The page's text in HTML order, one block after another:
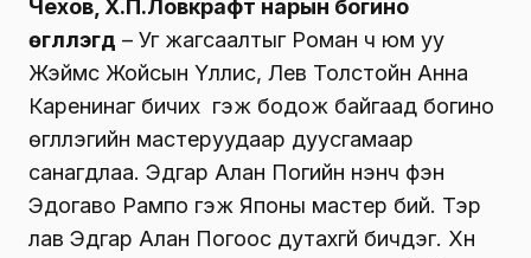
Чехов, Х.П.Ловкрафт нарын богино
өгүүллэгүүд – Уг жагсаалтыг Роман ч юм уу
Жэймс Жойсын Үллис, Лев Толстойн Анна
Каренинаг бичих үү гэж бодож байгаад богино
өгүүллэгийн мастеруудаар дуусгамаар
санагдлаа. Эдгар Алан Погийн үнэнч фэн
Эдогаво Рампо гэж Японы мастер бий. Тэр
лав Эдгар Алан Погоос дутахгүй бичдэг. Хүн